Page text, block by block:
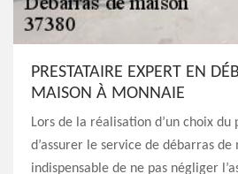
PRESTATAIRE EXPERT EN
MAISON À MONNAIE
Lors de la réalisation d’un choix
d’assurer le service de débarras
indispensable de ne pas négliger